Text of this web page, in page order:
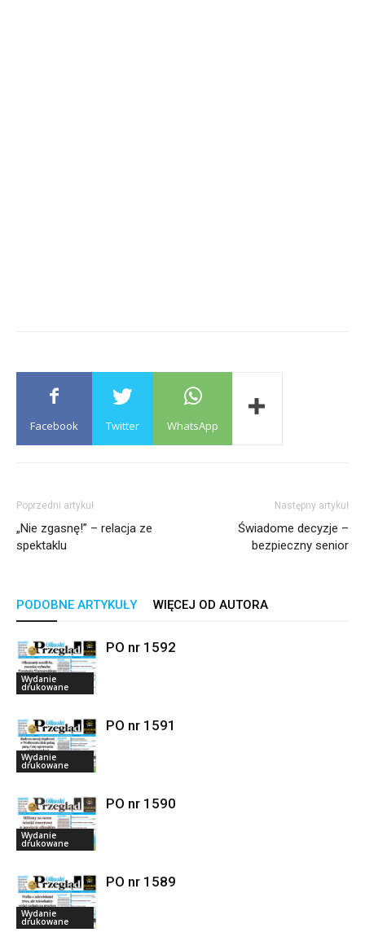
Facebook Twitter WhatsApp
Poprzedni artykuł
„Nie zgasnę!” – relacja ze
spektaklu
Następny artykuł
Świadome decyzje –
bezpieczny senior
PODOBNE ARTYKUŁY WIĘCEJ OD AUTORA
Wydanie
drukowane
PO nr 1592
Wydanie
drukowane
PO nr 1591
Wydanie
drukowane
PO nr 1590
Wydanie
drukowane
PO nr 1589